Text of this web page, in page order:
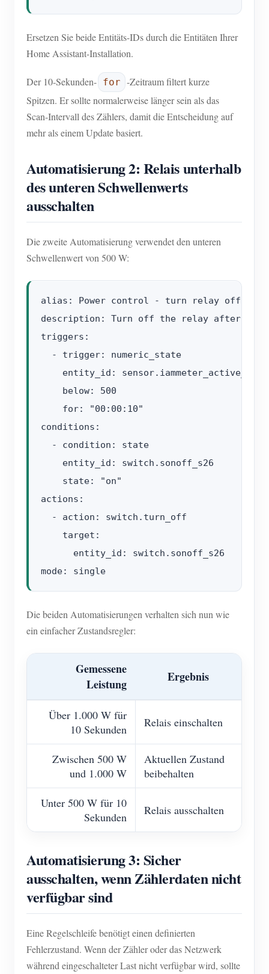
Ersetzen Sie beide Entitäts-IDs durch die Entitäten Ihrer
Home Assistant-Installation.
Der 10-Sekunden- for -Zeitraum filtert kurze
Spitzen. Er sollte normalerweise länger sein als das
Scan-Intervall des Zählers, damit die Entscheidung auf
mehr als einem Update basiert.
Automatisierung 2: Relais unterhalb
des unteren Schwellenwerts
ausschalten
Die zweite Automatisierung verwendet den unteren
Schwellenwert von 500 W:
alias: Power control - turn relay off
description: Turn off the relay after
triggers:
  - trigger: numeric_state
entity_id:
    below: 500
    for: "00:00:10"
conditions:
  - condition: state
    entity_id: switch.sonoff_s26
    state: "on"
actions:
  - action: switch.turn_off
    target:
      entity_id: switch.sonoff_s26
Die beiden Automatisierungen verhalten sich nun wie
ein einfacher Zustandsregler:
Gemessene
Leistung
Ergebnis
Über 1.000 W für
10 Sekunden
Relais einschalten
Zwischen 500 W
und 1.000 W
Aktuellen Zustand
beibehalten
Unter 500 W für 10
Sekunden
Relais ausschalten
Automatisierung 3: Sicher
ausschalten, wenn Zählerdaten nicht
verfügbar sind
Eine Regelschleife benötigt einen definierten
Fehlerzustand. Wenn der Zähler oder das Netzwerk
während eingeschalteter Last nicht verfügbar wird, sollte